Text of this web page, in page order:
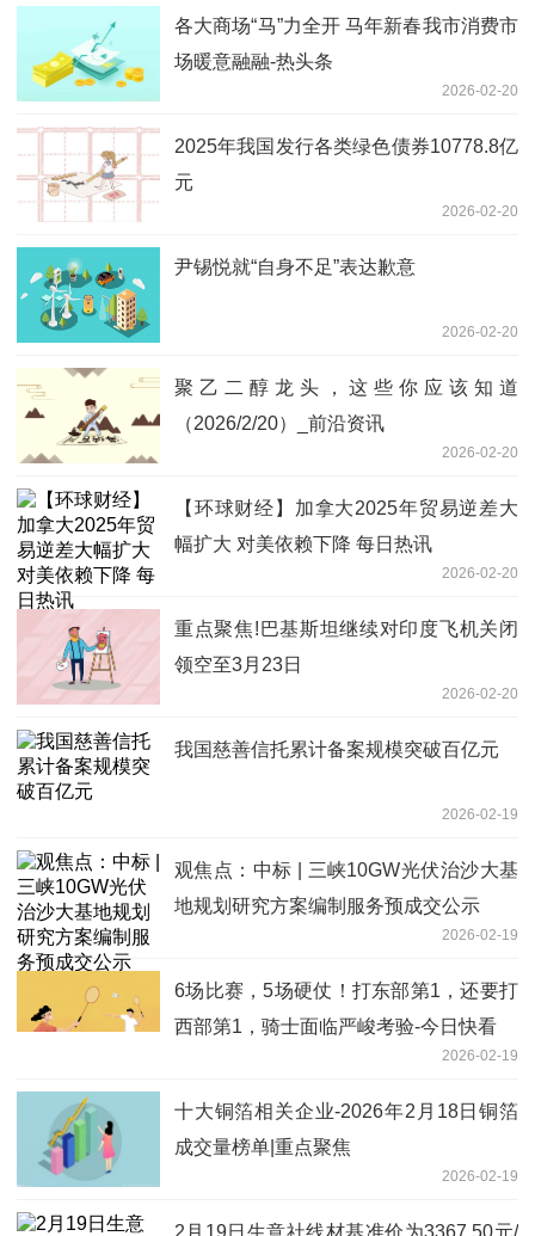
各大商场“马”力全开 马年新春我市消费市
场暖意融融-热头条
2026-02-20
2025年我国发行各类绿色债券10778.8亿
元
2026-02-20
尹锡悦就“自身不足”表达歉意
2026-02-20
聚乙二醇龙头，这些你应该知道
（2026/2/20）_前沿资讯
2026-02-20
【环球财经】加拿大2025年贸易逆差大
幅扩大 对美依赖下降 每日热讯
2026-02-20
重点聚焦!巴基斯坦继续对印度飞机关闭
领空至3月23日
2026-02-20
我国慈善信托累计备案规模突破百亿元
2026-02-19
观焦点：中标 | 三峡10GW光伏治沙大基
地规划研究方案编制服务预成交公示
2026-02-19
6场比赛，5场硬仗！打东部第1，还要打
西部第1，骑士面临严峻考验-今日快看
2026-02-19
十大铜箔相关企业-2026年2月18日铜箔
成交量榜单|重点聚焦
2026-02-19
2月19日生意社线材基准价为3367.50元/